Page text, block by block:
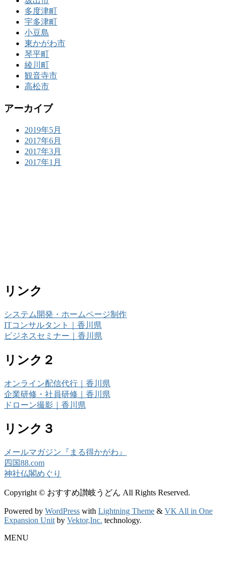
多度津町
宇多津町
小豆島
東かがわ市
琴平町
綾川町
観音寺市
高松市
アーカイブ
2019年5月
2017年6月
2017年3月
2017年1月
リンク
システム開発・ホームページ制作
ITコンサルタント｜香川県
ビジネスセミナー｜香川県
リンク２
オンライン配信代行｜香川県
企業研修・社員研修｜香川県
ドローン撮影｜香川県
リンク３
メールマガジン『まる得かがわ』
四国88.com
神社仏閣めぐり
Copyright © おすすめ讃岐うどん All Rights Reserved.
Powered by WordPress with Lightning Theme & VK All in One
Expansion Unit by Vektor,Inc. technology.
MENU